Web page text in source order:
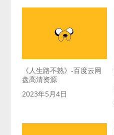
《人生路不熟》-百度云网
盘高清资源
2023年5月4日